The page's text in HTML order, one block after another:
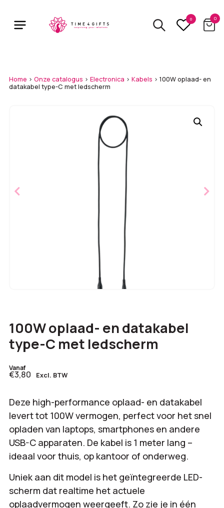
main
0 0
Home > Onze catalogus > Electronica > Kabels > 100W oplaad- en
datakabel type-C met ledscherm
100W oplaad- en datakabel
type-C met ledscherm
Vanaf
€3,80 Excl. BTW
Deze high-performance oplaad- en datakabel
levert tot 100W vermogen, perfect voor het snel
opladen van laptops, smartphones en andere
USB-C apparaten. De kabel is 1 meter lang –
ideaal voor thuis, op kantoor of onderweg.
Uniek aan dit model is het geïntegreerde LED-
scherm dat realtime het actuele
oplaadvermogen weergeeft. Zo zie je in één